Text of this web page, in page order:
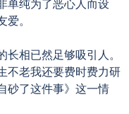
单纯为了恶心人而设
。
相已然足够吸引人。
不老我还要费时费力研
砂了这件事》这一情